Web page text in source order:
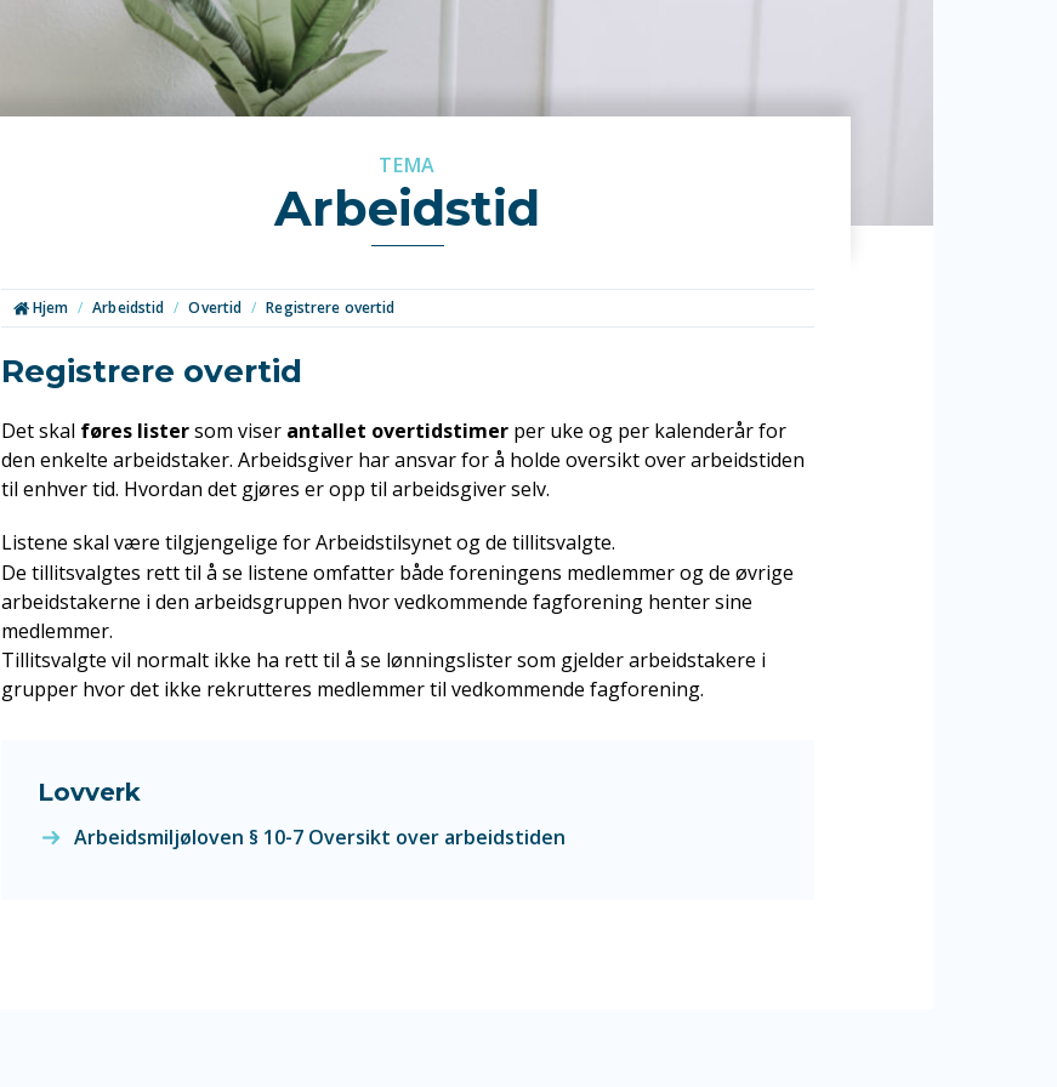
TEMA
Arbeidstid
Hjem / Arbeidstid / Overtid / Registrere overtid
Registrere overtid
Det skal føres listersom viser antallet overtidstimer per uke og per kalenderår for
den enkelte arbeidstaker. Arbeidsgiver har ansvar for å holde oversikt over arbeidstiden
til enhver tid. Hvordan det gjøres er opp til arbeidsgiver selv.
Listene skal være tilgjengelige for Arbeidstilsynet og de tillitsvalgte.
De tillitsvalgtes rett til å se listene omfatter både foreningens medlemmer og de øvrige
arbeidstakerne i den arbeidsgruppen hvor vedkommende fagforening henter sine
medlemmer.
Tillitsvalgte vil normalt ikke ha rett til å se lønningslister som gjelder arbeidstakere i
grupper hvor det ikke rekrutteres medlemmer til vedkommende fagforening.
Lovverk
Arbeidsmiljøloven § 10-7 Oversikt over arbeidstiden